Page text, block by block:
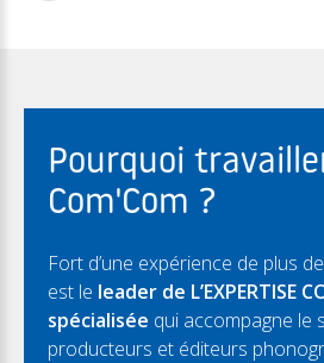
Pourquoi
Com'Com ?
Fort d’une expérience de plus
est le leader de L’EXPERTISE
spécialisée qui accompagne le
producteurs et éditeurs